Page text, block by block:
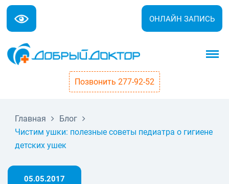
ОНЛАЙН ЗАПИСЬ
Позвонить 277-92-52
Главная
Блог
Чистим ушки: полезные советы педиатра о гигиене
детских ушек
05.05.2017